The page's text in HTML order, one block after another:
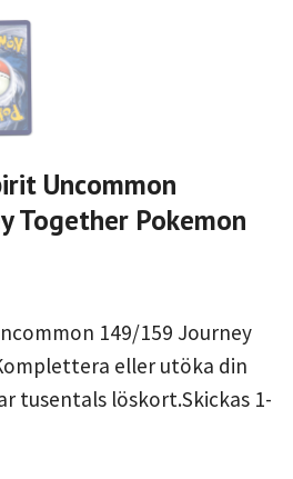
Uncommon
Together Pokemon
149/159 Journey
eller utöka din
tusentals löskort.Skickas 1-